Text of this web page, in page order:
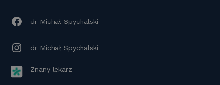
dr Michał Spychalski
dr Michał Spychalski
Znany lekarz